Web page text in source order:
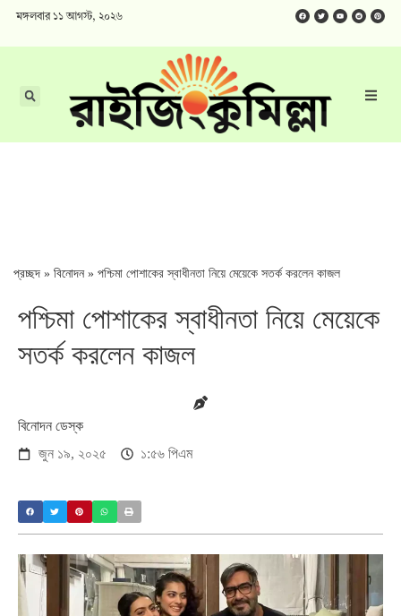
মঙ্গলবার ১১ আগস্ট, ২০২৬
প্রচ্ছদ » বিনোদন» পশ্চিমা পোশাকের স্বাধীনতা নিয়ে মেয়েকে সতর্ক করলেন কাজল
পশ্চিমা পোশাকের স্বাধীনতা নিয়ে মেয়েকে
সতর্ক করলেন কাজল
বিনোদন ডেস্ক
জুন ১৯, ২০২৫
১:৫৬ পিএম